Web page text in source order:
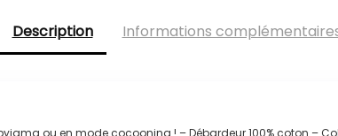
Description Informations
ou en mode cocooning ! – Débardeur 100% coton –